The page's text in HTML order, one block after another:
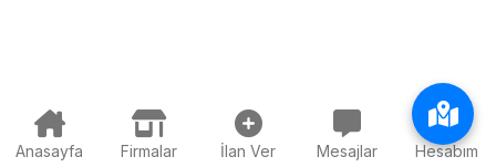
Anasayfa Firmalar İlan Ver Mesajlar Hesabım